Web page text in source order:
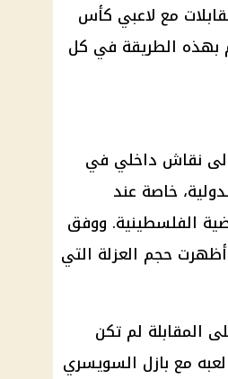
مع لاعبي كأس
بهذه الطريقة في كل
إلى نقاش داخلي في
خاصة عند
الفلسطينية. ووفق
أظهرت حجم العزلة التي
المقابلة لم تكن
مع بازل السويسري